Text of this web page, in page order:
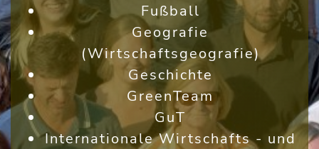
Fußball
Geografie
(Wirtschaftsgeografie)
Geschichte
GreenTeam
GuT
Internationale Wirtschafts - und